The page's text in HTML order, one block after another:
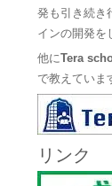
発も引き続き
インの開発を
他にTera
で教えていま
リンク